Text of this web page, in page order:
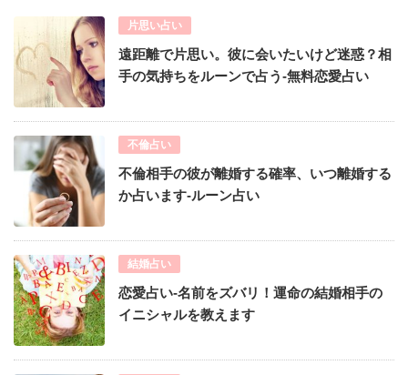
片思い占い
遠距離で片思い。彼に会いたいけど迷惑？相
手の気持ちをルーンで占う-無料恋愛占い
不倫占い
不倫相手の彼が離婚する確率、いつ離婚する
か占います-ルーン占い
結婚占い
恋愛占い-名前をズバリ！運命の結婚相手の
イニシャルを教えます